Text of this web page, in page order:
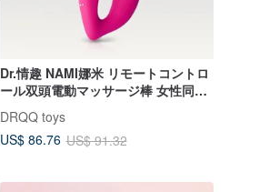
Dr.情趣 NAMI娜米 リモートコントロ
ール双頭電動マッサージ棒 女性同性
愛者向けの性具
DRQQ toys
US$ 86.76 US$ 91.32